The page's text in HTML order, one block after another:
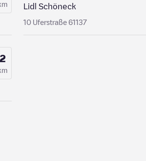
Lidl Schöneck
10 Uferstraße 61137
2